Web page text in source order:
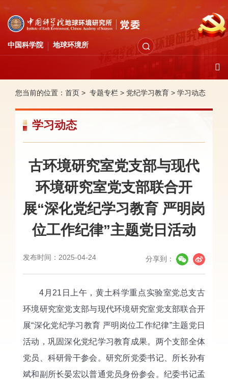
中国科学院 地球环境所
您当前的位置： 首页 > 专题专栏 > 党纪学习教育 > 学习动态
学习动态
古环境研究室党支部与现代
环境研究室党支部联合开
展“深化党纪学习教育 严明岗
位工作纪律”主题党日活动
发布时间：2025-04-24 分享到：
4月21日上午，黄土科学重点实验室党总支古
环境研究室党支部与现代环境研究室党支部联合开
展“深化党纪学习教育 严明岗位工作纪律”主题党日
活动，巩固深化党纪学习教育成果。两个支部全体
党员、科研骨干参会。研究所党委书记、所长孙有
斌和副所长晏宏以普通党员身份参会。纪委书记孟